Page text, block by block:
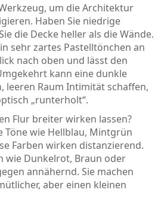
um die Architektur
Haben Sie niedrige
die Decke heller als die Wände.
sehr zartes Pastelltönchen an
nach oben und lässt den
kann eine dunkle
leeren Raum Intimität schaffen,
„runterholt“.
Flur breiter wirken lassen?
Töne wie Hellblau, Mintgrün
Farben wirken distanzierend.
wie Dunkelrot, Braun oder
annähernd. Sie machen
aber einen kleinen